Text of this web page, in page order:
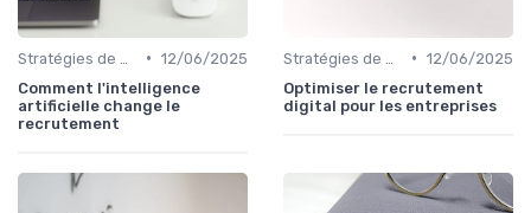
• 12/06/2025
Comment l'intelligence
artificielle change le
recrutement
• 12/06/2025
Optimiser le recrutement
digital pour les entreprises